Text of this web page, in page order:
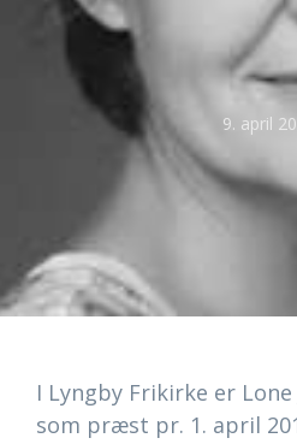
9. april
I Lyngby Frikirke er
som præst pr. 1. april